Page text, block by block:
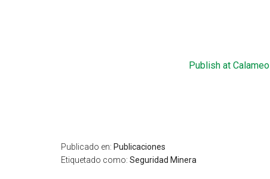
Publish at Calameo
Publicado en: Publicaciones
Etiquetado como: Seguridad Minera